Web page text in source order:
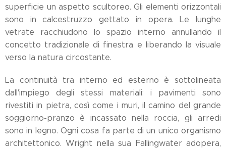
superficie un aspetto scultoreo. Gli elementi orizzontali
sono in calcestruzzo gettato in opera. Le lunghe
vetrate racchiudono lo spazio interno annullando il
concetto tradizionale di finestra e liberando la visuale
verso la natura circostante.
La continuità tra interno ed esterno è sottolineata
dall'impiego degli stessi materiali: i pavimenti sono
rivestiti in pietra, così come i muri, il camino del grande
soggiorno-pranzo è incassato nella roccia, gli arredi
sono in legno. Ogni cosa fa parte di un unico organismo
architettonico. Wright nella sua Fallingwater adopera,